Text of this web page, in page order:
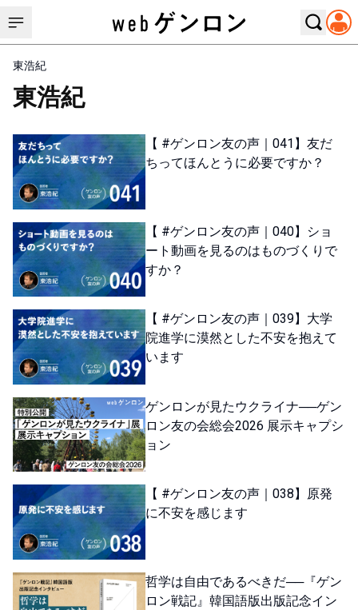
東浩紀
東浩紀
【 #ゲンロン友の声｜041】友だ
ちってほんとうに必要ですか？
【 #ゲンロン友の声｜040】ショ
ート動画を見るのはものづくりで
すか？
【 #ゲンロン友の声｜039】大学
院進学に漠然とした不安を抱えて
います
ゲンロンが見たウクライナ──ゲン
ロン友の会総会2026 展示キャプシ
ョン
【 #ゲンロン友の声｜038】原発
に不安を感じます
哲学は自由であるべきだ──『ゲン
ロン戦記』韓国語版出版記念イン